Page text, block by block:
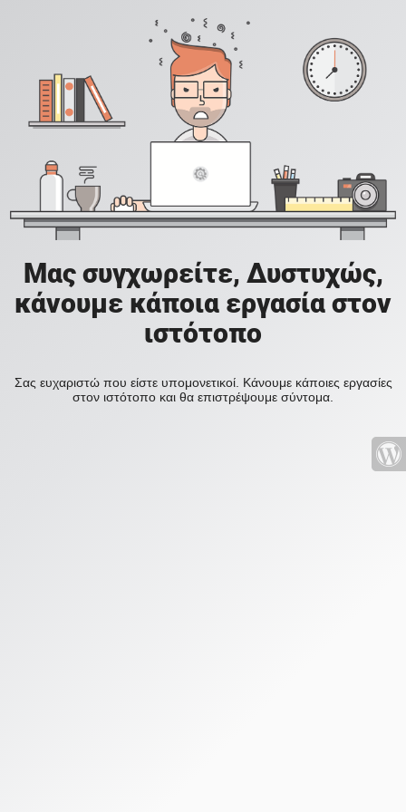
Μας συγχωρείτε, Δυστυχώς,
κάνουμε κάποια εργασία στον
ιστότοπο
Σας ευχαριστώ που είστε υπομονετικοί. Κάνουμε κάποιες εργασίες
στον ιστότοπο και θα επιστρέψουμε σύντομα.